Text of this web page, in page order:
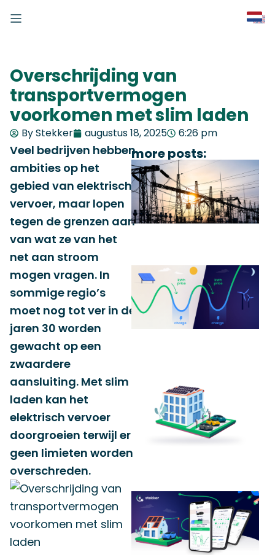
Overschrijding van
transportvermogen
voorkomen met slim laden
By Stekker augustus 18, 2025 6:26 pm
Veel bedrijven hebben
ambities op het
gebied van elektrisch
vervoer, maar lopen
tegen de grenzen aan
van wat ze van het
net aan stroom
mogen vragen. In
sommige regio’s
moet nog tot ver in de
jaren 30 worden
gewacht op een
zwaardere
aansluiting. Met slim
laden kan het
elektrisch vervoer
doorgroeien terwijl er
geen limieten worden
overschreden.
more posts: